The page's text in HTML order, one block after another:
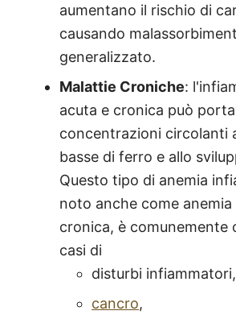
aumentano il rischio di
causando
generalizzato.
Malattie Croniche:
acuta e cronica può
concentrazioni circolanti
basse di ferro e allo
Questo tipo di anemia
noto anche come
cronica, è comunemente
casi di
disturbi infiammatori,
cancro,